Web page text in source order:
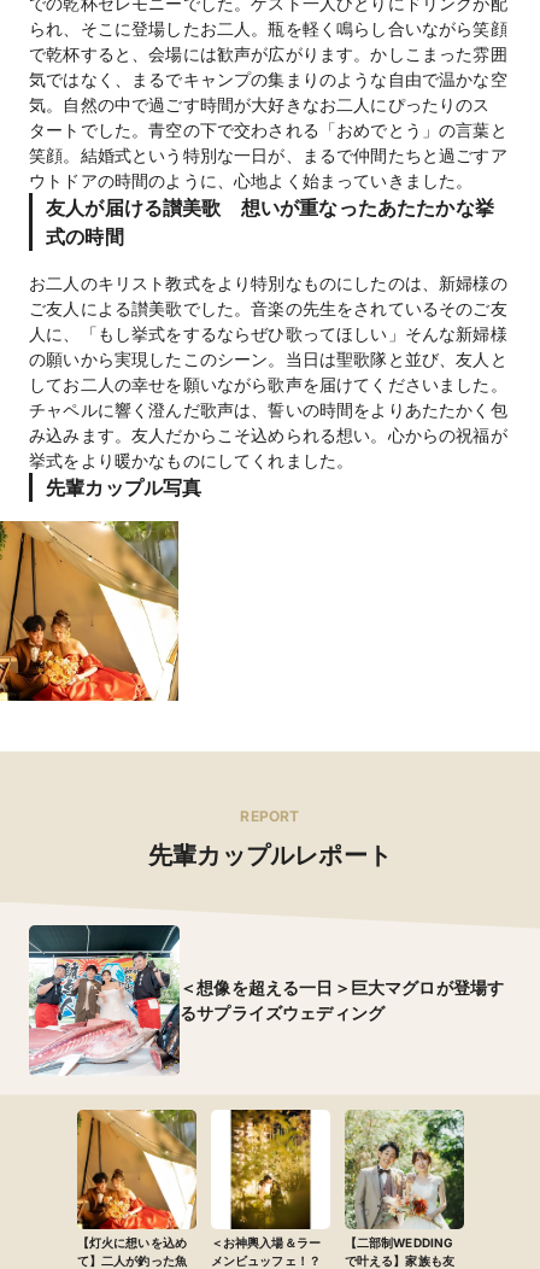
られ、そこに登場したお二人。瓶を軽く鳴らし合いながら笑顔
で乾杯すると、会場には歓声が広がります。かしこまった雰囲
気ではなく、まるでキャンプの集まりのような自由で温かな空
気。自然の中で過ごす時間が大好きなお二人にぴったりのス
タートでした。青空の下で交わされる「おめでとう」の言葉と
笑顔。結婚式という特別な一日が、まるで仲間たちと過ごすア
ウトドアの時間のように、心地よく始まっていきました。
友人が届ける讃美歌 想いが重なったあたたかな挙
式の時間
お二人のキリスト教式をより特別なものにしたのは、新婦様の
ご友人による讃美歌でした。音楽の先生をされているそのご友
人に、「もし挙式をするならぜひ歌ってほしい」そんな新婦様
の願いから実現したこのシーン。当日は聖歌隊と並び、友人と
してお二人の幸せを願いながら歌声を届けてくださいました。
チャペルに響く澄んだ歌声は、誓いの時間をよりあたたかく包
み込みます。友人だからこそ込められる想い。心からの祝福が
挙式をより暖かなものにしてくれました。
先輩カップル写真
REPORT
先輩カップルレポート
＜想像を超える一日＞巨大マグロが登場す
るサプライズウェディング
【灯火に想いを込め
て】二人が釣った魚
＜お神輿入場＆ラー
メンビュッフェ！？
【二部制WEDDING
で叶える】家族も友